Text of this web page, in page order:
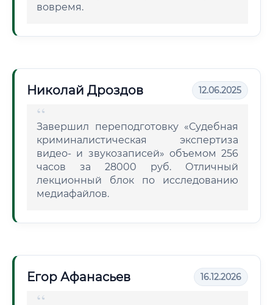
вовремя.
Николай Дроздов 12.06.2025
Завершил переподготовку «Судебная
криминалистическая экспертиза
видео- и звукозаписей» объемом 256
часов за 28000 руб. Отличный
лекционный блок по исследованию
медиафайлов.
Егор Афанасьев 16.12.2026